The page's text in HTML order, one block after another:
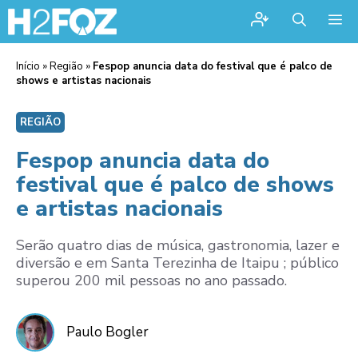
Início »Região » Fespop anuncia data do festival que é palco de
shows e artistas nacionais
REGIÃO
Fespop anuncia data do
festival que é palco de shows
e artistas nacionais
Serão quatro dias de música, gastronomia, lazer e
diversão e em Santa Terezinha de Itaipu ; público
superou 200 mil pessoas no ano passado.
Paulo Bogler